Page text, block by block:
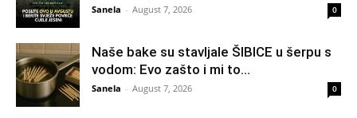
Sanela - August 7, 2026 0
Naše bake su stavljale ŠIBICE u šerpu s
vodom: Evo zašto i mi to...
Sanela - August 7, 2026 0